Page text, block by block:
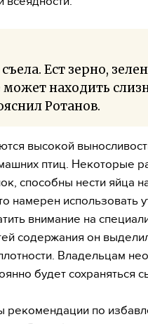
Ест зерно,
находить
Ротанов.
высокой
птиц. Некоторые
способны нести яйца
намерен использовать
внимание на
содержания он
Владельцам
будет сохраняться
рекомендации по